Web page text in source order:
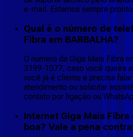
e-mail. Estamos sempre
Qual é o número de
Fibra em BARBALHA?
O número da Giga Mais Fibra
3199-1077, caso você queira
você já é cliente e precisa
atendimento ou solicitar
contato por ligação ou
Internet Giga Mais Fibra
boa? Vale a pena